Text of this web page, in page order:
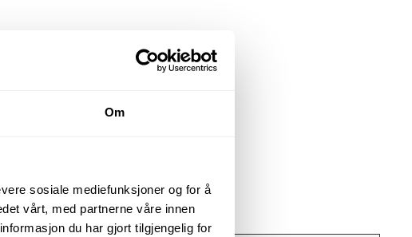
Om
sosiale mediefunksjoner og for å
vårt, med partnerne våre innen
du har gjort tilgjengelig for